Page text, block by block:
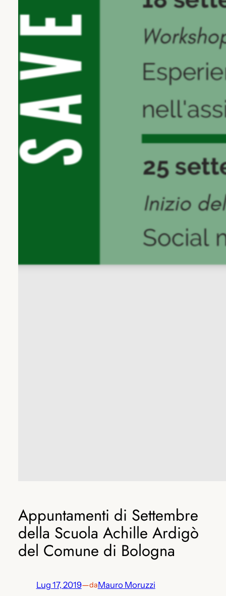
Appuntamenti di Settembre
della Scuola Achille Ardigò
del Comune di Bologna
Lug 17, 2019—daMauro Moruzzi